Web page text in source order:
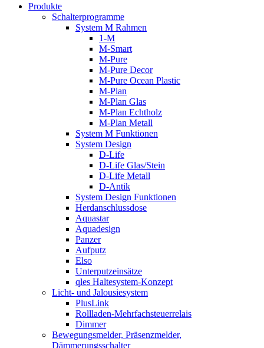
Produkte
Schalterprogramme
System M Rahmen
1-M
M-Smart
M-Pure
M-Pure Decor
M-Pure Ocean Plastic
M-Plan
M-Plan Glas
M-Plan Echtholz
M-Plan Metall
System M Funktionen
System Design
D-Life
D-Life Glas/Stein
D-Life Metall
D-Antik
System Design Funktionen
Herdanschlussdose
Aquastar
Aquadesign
Panzer
Aufputz
Elso
Unterputzeinsätze
qles Haltesystem-Konzept
Licht- und Jalousiesystem
PlusLink
Rollladen-Mehrfachsteuerrelais
Dimmer
Bewegungsmelder, Präsenzmelder,
Dämmerungsschalter